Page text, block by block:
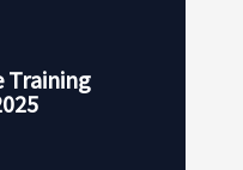
Training